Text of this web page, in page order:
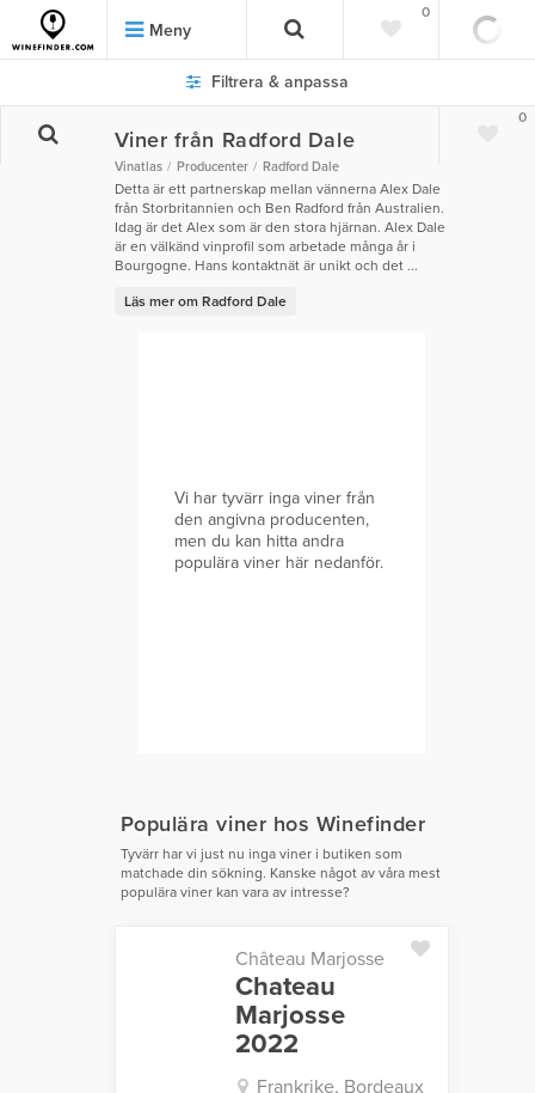
Meny
0
0
Filtrera & anpassa
Viner från Radford Dale
Vinatlas Producenter Radford Dale
Detta är ett partnerskap mellan vännerna Alex Dale
från Storbritannien och Ben Radford från Australien.
Idag är det Alex som är den stora hjärnan. Alex Dale
är en välkänd vinprofil som arbetade många år i
Bourgogne. Hans kontaktnät är unikt och det ...
Läs mer om Radford Dale
Vi har tyvärr inga viner från
den angivna producenten,
men du kan hitta andra
populära viner här nedanför.
Populära viner hos Winefinder
Tyvärr har vi just nu inga viner i butiken som
matchade din sökning. Kanske något av våra mest
populära viner kan vara av intresse?
Château Marjosse
Chateau
Marjosse
2022
Frankrike, Bordeaux